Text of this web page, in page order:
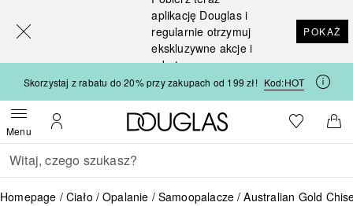
aplikację Douglas i
regularnie otrzymuj
ekskluzywne akcje i
rabaty
POKAŻ
Skorzystaj z rabatu do 20% przy zakupach od 199 zł! Kod:HOT
MenuOtwórz menuMoje konto
Strona główna Douglas
Do listyDo
Wracać
Wykonaj wyszukiwanie
Homepage Ciało Opalanie Samoopalacze Australian Gold
[navigation.slideout.screenreader]